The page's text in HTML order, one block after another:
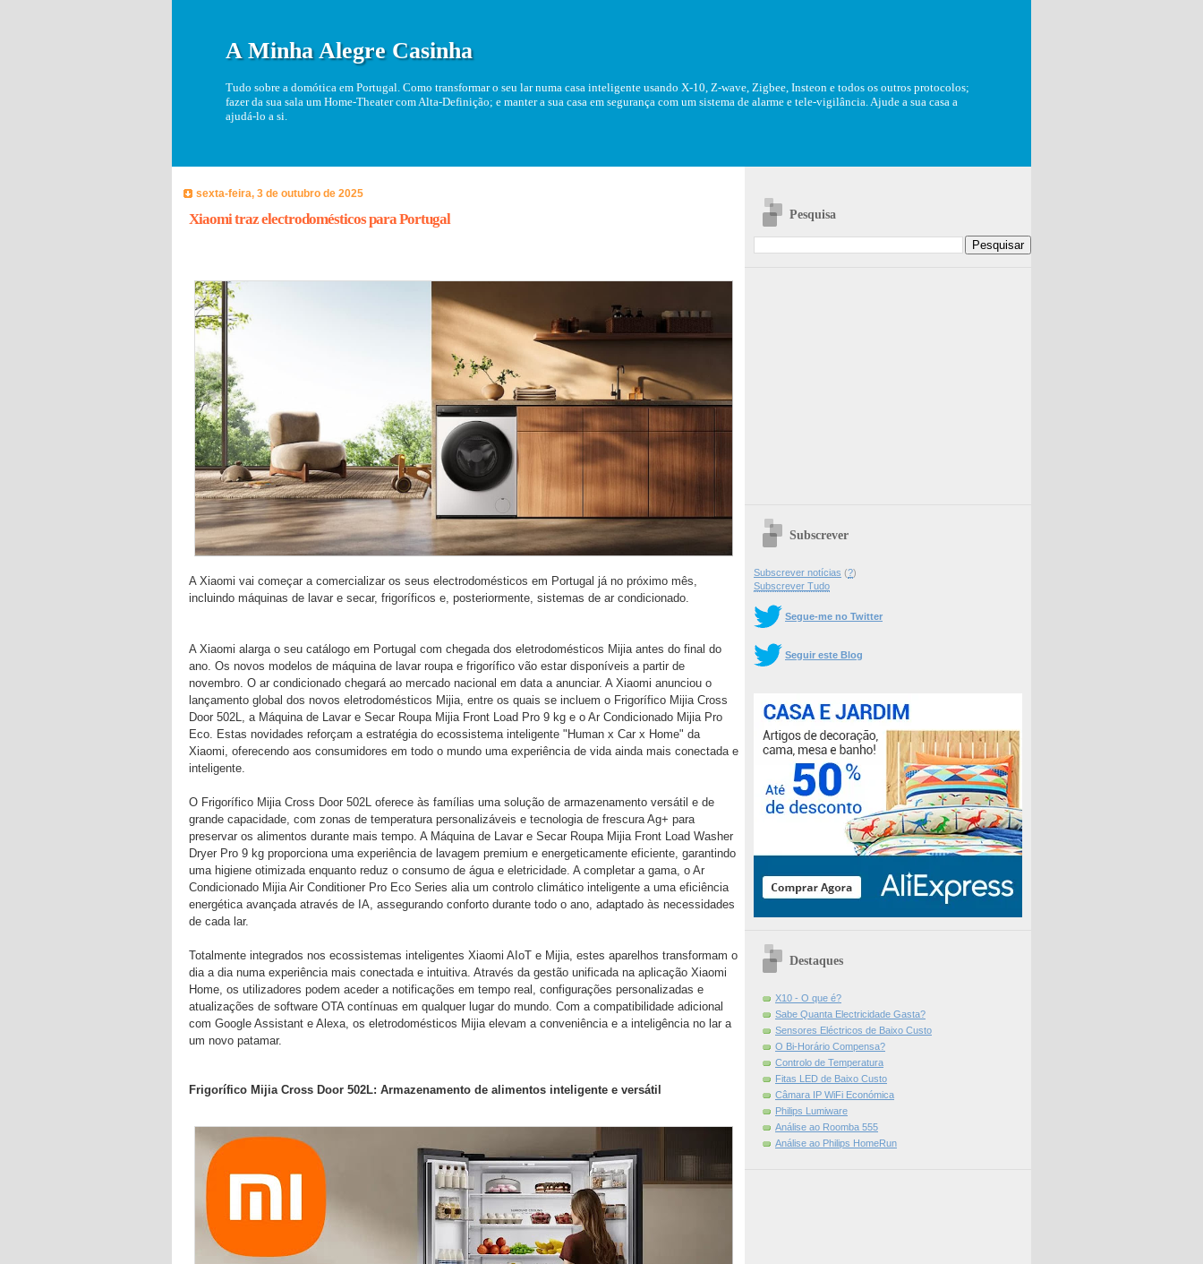
A Minha Alegre Casinha
Tudo sobre a domótica em Portugal. Como transformar o seu lar numa casa inteligente usando X-10, Z-wave, Zigbee, Insteon e todos os outros protocolos;
fazer da sua sala um Home-Theater com Alta-Definição; e manter a sua casa em segurança com um sistema de alarme e tele-vigilância. Ajude a sua casa a
ajudá-lo a si.
sexta-feira, 3 de outubro de 2025
Xiaomi traz electrodomésticos para Portugal
A Xiaomi vai começar a comercializar os seus electrodomésticos em Portugal já no próximo mês,
incluindo máquinas de lavar e secar, frigoríficos e, posteriormente, sistemas de ar condicionado.
A Xiaomi alarga o seu catálogo em Portugal com chegada dos eletrodomésticos Mijia antes do final do
ano. Os novos modelos de máquina de lavar roupa e frigorífico vão estar disponíveis a partir de
novembro. O ar condicionado chegará ao mercado nacional em data a anunciar. A Xiaomi anunciou o
lançamento global dos novos eletrodomésticos Mijia, entre os quais se incluem o Frigorífico Mijia Cross
Door 502L, a Máquina de Lavar e Secar Roupa Mijia Front Load Pro 9 kg e o Ar Condicionado Mijia Pro
Eco. Estas novidades reforçam a estratégia do ecossistema inteligente "Human x Car x Home" da
Xiaomi, oferecendo aos consumidores em todo o mundo uma experiência de vida ainda mais conectada e
inteligente.
O Frigorífico Mijia Cross Door 502L oferece às famílias uma solução de armazenamento versátil e de
grande capacidade, com zonas de temperatura personalizáveis e tecnologia de frescura Ag+ para
preservar os alimentos durante mais tempo. A Máquina de Lavar e Secar Roupa Mijia Front Load Washer
Dryer Pro 9 kg proporciona uma experiência de lavagem premium e energeticamente eficiente, garantindo
uma higiene otimizada enquanto reduz o consumo de água e eletricidade. A completar a gama, o Ar
Condicionado Mijia Air Conditioner Pro Eco Series alia um controlo climático inteligente a uma eficiência
energética avançada através de IA, assegurando conforto durante todo o ano, adaptado às necessidades
de cada lar.
Totalmente integrados nos ecossistemas inteligentes Xiaomi AIoT e Mijia, estes aparelhos transformam o
dia a dia numa experiência mais conectada e intuitiva. Através da gestão unificada na aplicação Xiaomi
Home, os utilizadores podem aceder a notificações em tempo real, configurações personalizadas e
atualizações de software OTA contínuas em qualquer lugar do mundo. Com a compatibilidade adicional
com Google Assistant e Alexa, os eletrodomésticos Mijia elevam a conveniência e a inteligência no lar a
um novo patamar.
Frigorífico Mijia Cross Door 502L: Armazenamento de alimentos inteligente e versátil
Pesquisa
Subscrever
Subscrever notícias (?)
Subscrever Tudo
Segue-me no Twitter
Seguir este Blog
Destaques
X10 - O que é?
Sabe Quanta Electricidade Gasta?
Sensores Eléctricos de Baixo Custo
O Bi-Horário Compensa?
Controlo de Temperatura
Fitas LED de Baixo Custo
Câmara IP WiFi Económica
Philips Lumiware
Análise ao Roomba 555
Análise ao Philips HomeRun